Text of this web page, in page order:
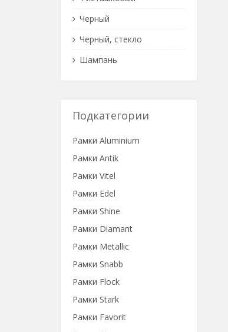
Черный
Черный, стекло
Шампань
Подкатегории
Рамки Aluminium
Рамки Antik
Рамки Vitel
Рамки Edel
Рамки Shine
Рамки Diamant
Рамки Metallic
Рамки Snabb
Рамки Flock
Рамки Stark
Рамки Favorit